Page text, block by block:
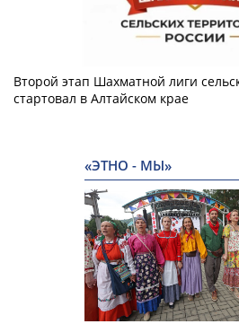
Второй этап Шахматной лиги
стартовал в Алтайском крае
«ЭТНО - МЫ»